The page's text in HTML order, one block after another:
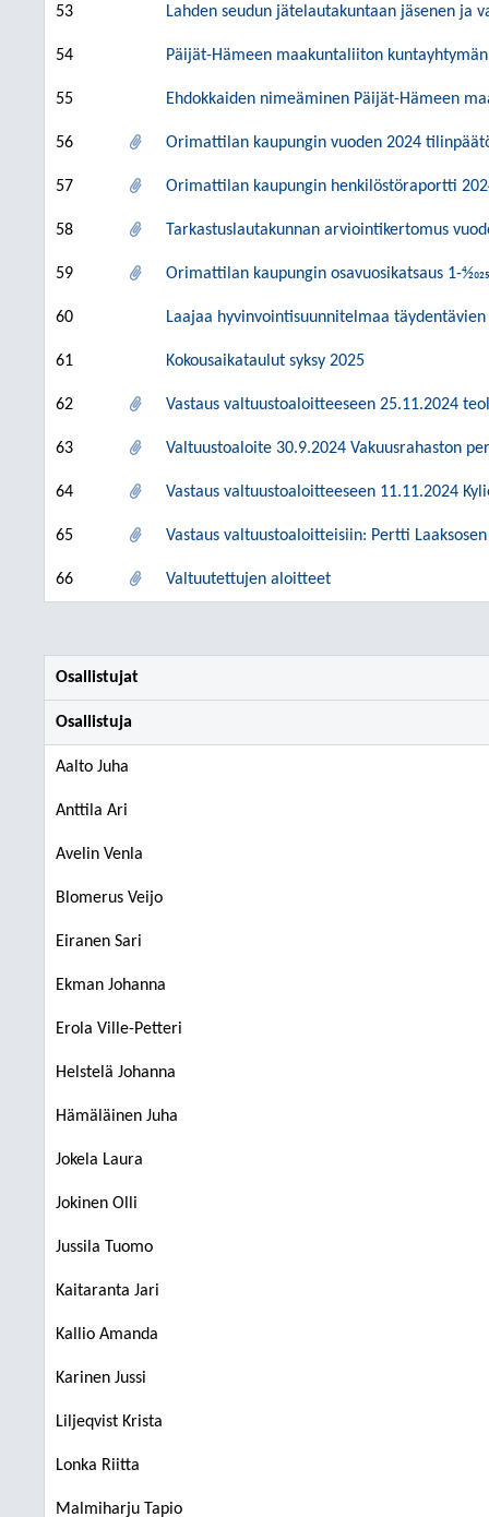
53 Lahden seudun jätelautakuntaan jäsenen ja
54 Päijät-Hämeen maakuntaliiton
55 Ehdokkaiden nimeäminen Päijät-Hämeen
56 Orimattilan kaupungin vuoden 2024
57 Orimattilan kaupungin henkilöstöraportti
58 Tarkastuslautakunnan arviointikertomus
59 Orimattilan kaupungin osavuosikatsaus 1-4⁄2025
60 Laajaa hyvinvointisuunnitelmaa
61 Kokousaikataulut syksy 2025
62 Vastaus valtuustoaloitteeseen 25.11.2024
63 Valtuustoaloite 30.9.2024 Vakuusrahaston
64 Vastaus valtuustoaloitteeseen 11.11.2024
65 Vastaus valtuustoaloitteisiin: Pertti
66 Valtuutettujen aloitteet
Osallistujat
Osallistuja
Aalto Juha
Anttila Ari
Avelin Venla
Blomerus Veijo
Eiranen Sari
Ekman Johanna
Erola Ville-Petteri
Helstelä Johanna
Hämäläinen Juha
Jokela Laura
Jokinen Olli
Jussila Tuomo
Kaitaranta Jari
Kallio Amanda
Karinen Jussi
Liljeqvist Krista
Lonka Riitta
Malmiharju Tapio